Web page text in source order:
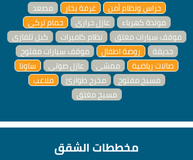
مصعد غرفة بخار
حراس ونظام أمن
حمام تركي
عازل حراري
مولدة كهرباء
كبل تلفازي
نظام كاميرات
موقف سيارات مغلق
موقف سيارات مفتوح
روضة اطفال
حديقة
ساونا
عازل صوتي ممشى
صالات رياضية
ملاعب
مخرج طوارئ
مسبح مفتوح
مسبح مغلق
مخططات الشقق